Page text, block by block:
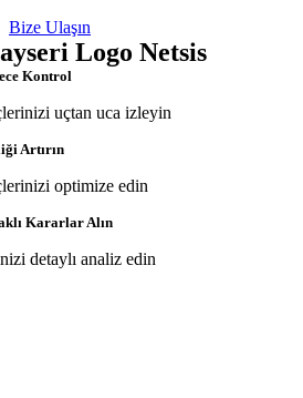
Bize Ulaşın
Logo Netsis
Kontrol
uçtan uca izleyin
Artırın
optimize edin
Kararlar Alın
detaylı analiz edin